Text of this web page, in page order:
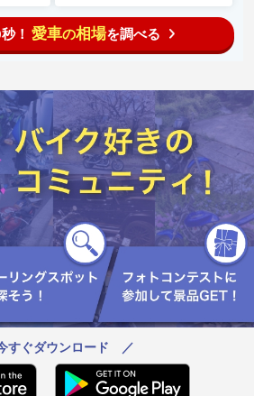
！ 愛車の相場を調べる
すぐダウンロード ／